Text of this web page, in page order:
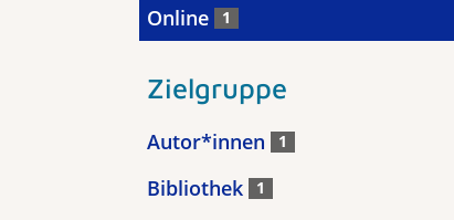
Online 1
Zielgruppe
Autor*innen 1
Bibliothek 1